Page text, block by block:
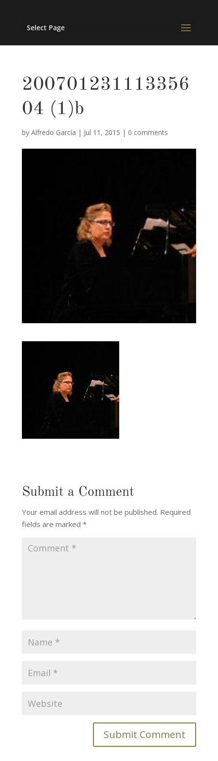
Select Page
200701231113356
04 (1)b
by Alfredo García | Jul 11, 2015 | 0 comments
Submit a Comment
Your email address will not be published. Required
fields are marked *